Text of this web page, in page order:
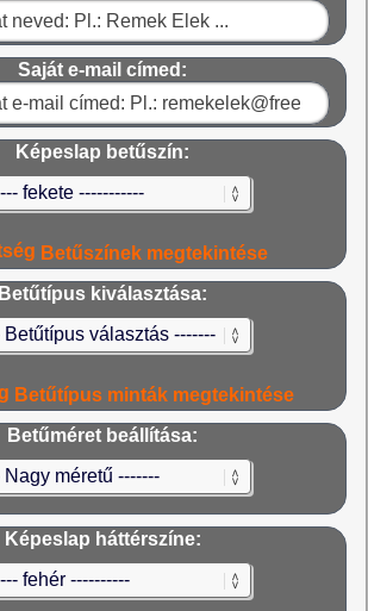
Saját e-mail címed:
Képeslap betűszín:
Betűszínek megtekintése
Betűtípus kiválasztása:
Betűtípus minták megtekintése
Betűméret beállítása:
Képeslap háttérszíne: